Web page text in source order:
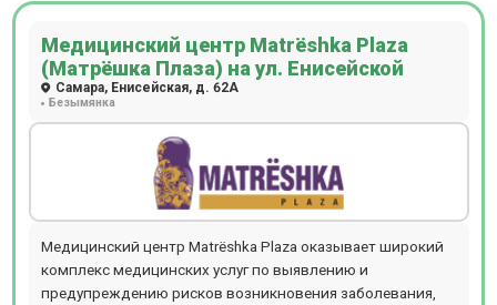
Медицинский центр Matrёshka Plaza
(Матрёшка Плаза) на ул. Енисейской
Самара, Енисейская, д. 62А
Безымянка
Медицинский центр Matrёshka Plaza оказывает широкий
комплекс медицинских услуг по выявлению и
предупреждению рисков возникновения заболевания,